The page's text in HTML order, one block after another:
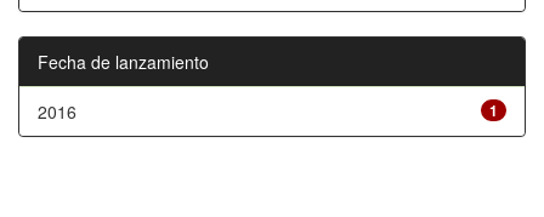
Fecha de lanzamiento
1
2016